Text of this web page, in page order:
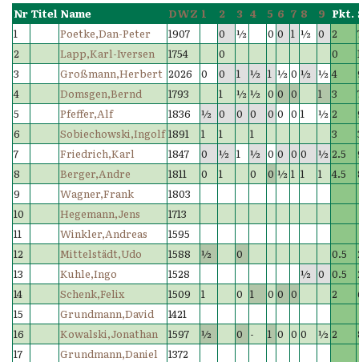
Nr Titel Name DWZ 1 2 3 4 5 6 7 8 9 Pkt.
1
Poetke,Dan-Peter 1907 0 ½ 0 0 1 ½ 0 2
2
Lapp,Karl-Iversen 1754 0 0
3
Großmann,Herbert 2026 0 0 1 ½ 1 ½ 0 ½ ½ 4
4
Domsgen,Bernd 1793 1 ½ ½ 0 0 0 1 3
5
Pfeffer,Alf 1836 ½ 0 0 0 0 0 0 1 ½ 2
6
Sobiechowski,Ingolf 1891 1 1 1 3
7
Friedrich,Karl 1847 0 ½ 1 ½ 0 0 0 0 ½ 2.5
8
Berger,Andre 1811 0 1 0 0 ½ 1 1 1 4.5
9
Wagner,Frank
1803
10
Hegemann,Jens
1713
11
Winkler,Andreas
1595
12
Mittelstädt,Udo 1588 ½ 0 0.5
13
Kuhle,Ingo 1528 ½ 0 0.5
14
Schenk,Felix 1509 1 0 1 0 0 0 2
15
Grundmann,David
1421
16
Kowalski,Jonathan 1597 ½ 0 - 1 0 0 0 ½ 2
17
Grundmann,Daniel
1372